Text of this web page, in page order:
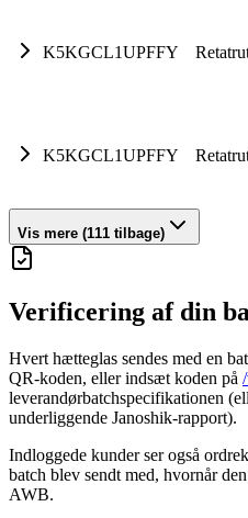
K5KGCL1UPFFY
K5KGCL1UPFFY
Vis mere (111 tilbage)
Verificering af din
Hvert hætteglas sendes med en
QR-koden, eller indsæt koden på
leverandørbatchspecifikationen
underliggende Janoshik-rapport).
Indloggede kunder ser også
batch blev sendt med, hvornår
AWB.